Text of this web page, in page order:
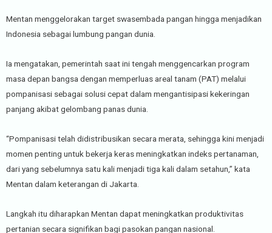
Mentan menggelorakan target swasembada pangan hingga menjadikan
Indonesia sebagai lumbung pangan dunia.
Ia mengatakan, pemerintah saat ini tengah menggencarkan program
masa depan bangsa dengan memperluas areal tanam (PAT) melalui
pompanisasi sebagai solusi cepat dalam mengantisipasi kekeringan
panjang akibat gelombang panas dunia.
“Pompanisasi telah didistribusikan secara merata, sehingga kini menjadi
momen penting untuk bekerja keras meningkatkan indeks pertanaman,
dari yang sebelumnya satu kali menjadi tiga kali dalam setahun,” kata
Mentan dalam keterangan di Jakarta.
Langkah itu diharapkan Mentan dapat meningkatkan produktivitas
pertanian secara signifikan bagi pasokan pangan nasional.